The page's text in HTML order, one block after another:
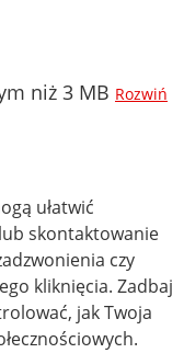
niż 3 MB Rozwiń
ułatwić
skontaktowanie
czy
kliknięcia. Zadbaj
jak Twoja